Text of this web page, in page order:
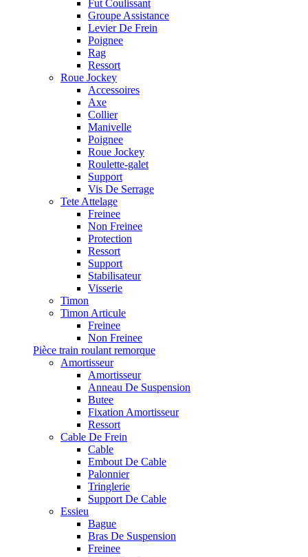
Fut Coulissant
Groupe Assistance
Levier De Frein
Poignee
Rag
Ressort
Roue Jockey
Accessoires
Axe
Collier
Manivelle
Poignee
Roue Jockey
Roulette-galet
Support
Vis De Serrage
Tete Attelage
Freinee
Non Freinee
Protection
Ressort
Support
Stabilisateur
Visserie
Timon
Timon Articule
Freinee
Non Freinee
Pièce train roulant remorque
Amortisseur
Amortisseur
Anneau De Suspension
Butee
Fixation Amortisseur
Ressort
Cable De Frein
Cable
Embout De Cable
Palonnier
Tringlerie
Support De Cable
Essieu
Bague
Bras De Suspension
Freinee